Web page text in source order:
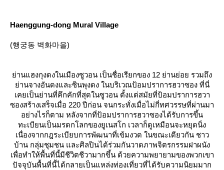
Haenggung-dong Mural Village
(행궁동 벽화마을)
่านแฮงกุงดงในเมืองซูวอน เป็นชื่อเรียกของ 12 ย่านย่อย รวมถึง
่านจางอันดงและซินพุงดง ในบริเวณป้อมปราการฮวาซอง ที่นี่
เคยเป็นย่านที่คึกคักที่สุดในซูวอน ตั้งแต่สมัยที่ป้อมปราการฮวา
ซองสร้างเสร็จเมื่อ 220 ปีก่อน จนกระทั่งเมื่อไม่กี่ทศวรรษที่ผ่านมา
อย่างไรก็ตาม หลังจากที่ป้อมปราการฮวาซองได้รับการขึ้น
ทะเบียนเป็นมรดกโลกของยูเนสโก เวลาก็ดูเหมือนจะหยุดนิ่ง
เนื่องจากกฎระเบียบการพัฒนาที่เข้มงวด ในขณะเดียวกัน ชาว
บ้าน กลุ่มชุมชน และศิลปินได้ร่วมกันวาดภาพจิตรกรรมฝาผนัง
เพื่อทำให้พื้นที่นี้มีชีวิตชีวามากขึ้น ด้วยความพยายามของพวกเขา
ปัจจุบันพื้นที่นี้ได้กลายเป็นแหล่งท่องเที่ยวที่ได้รับความนิยมมาก